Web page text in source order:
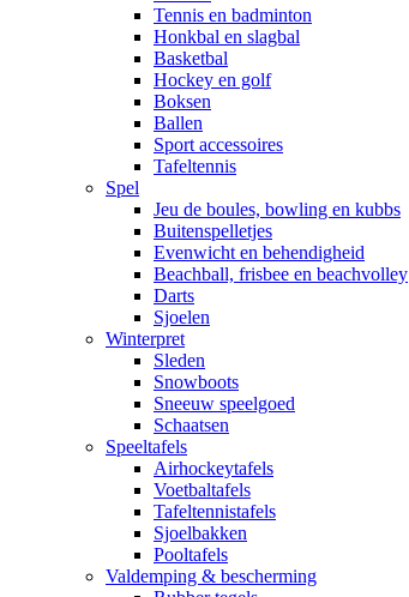
Tennis en badminton
Honkbal en slagbal
Basketbal
Hockey en golf
Boksen
Ballen
Sport accessoires
Tafeltennis
Spel
Jeu de boules, bowling en kubbs
Buitenspelletjes
Evenwicht en behendigheid
Beachball, frisbee en beachvolley
Darts
Sjoelen
Winterpret
Sleden
Snowboots
Sneeuw speelgoed
Schaatsen
Speeltafels
Airhockeytafels
Voetbaltafels
Tafeltennistafels
Sjoelbakken
Pooltafels
Valdemping & bescherming